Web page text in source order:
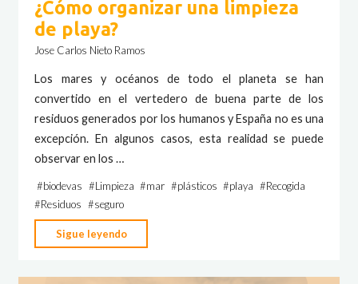
¿Cómo organizar una limpieza
de playa?
Jose Carlos Nieto Ramos
Los mares y océanos de todo el planeta se han
convertido en el vertedero de buena parte de los
residuos generados por los humanos y España no es una
excepción. En algunos casos, esta realidad se puede
observar en los …
#biodevas #Limpieza #mar #plásticos #playa #Recogida
#Residuos #seguro
Sigue leyendo
organizar